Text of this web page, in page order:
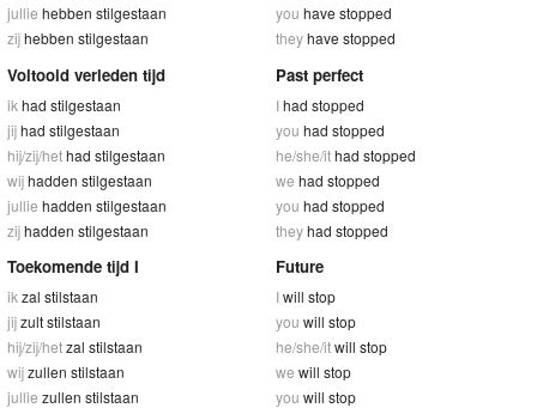
jullie hebben stilgestaan
zijhebben stilgestaan
you have stopped
theyhave stopped
Voltooid verleden tijd
ik had stilgestaan
jijhad stilgestaan
hij/zij/hethad stilgestaan
wijhadden stilgestaan
jullie hadden stilgestaan
zijhadden stilgestaan
Past perfect
Ihad stopped
you had stopped
he/she/ithad stopped
we had stopped
you had stopped
theyhad stopped
Toekomende tijd I
ik zal stilstaan
jijzult stilstaan
hij/zij/hetzal stilstaan
wijzullen stilstaan
jullie zullen stilstaan
Future
Iwill stop
you will stop
he/she/itwill stop
we will stop
you will stop